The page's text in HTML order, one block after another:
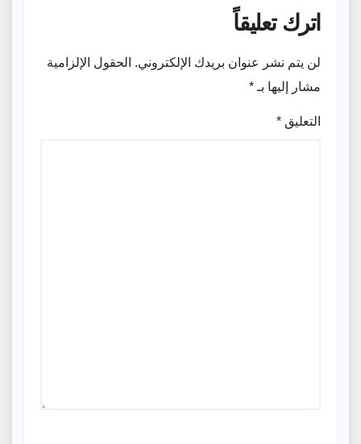
اترك تعليقاً
لن يتم نشر عنوان بريدك الإلكتروني. الحقول الإلزامية
مشار إليها بـ*
التعليق *